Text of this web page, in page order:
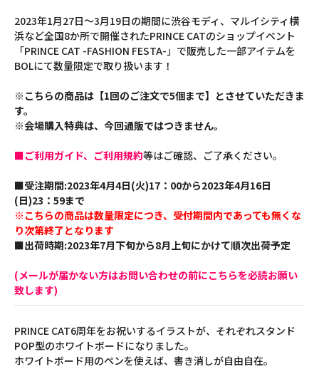
2023年1月27日～3月19日の期間に渋谷モディ、マルイシティ横
浜など全国8か所で開催されたPRINCE CATのショップイベント
「PRINCE CAT -FASHION FESTA-」で販売した一部アイテムを
BOLにて数量限定で取り扱います！
※こちらの商品は【1回のご注文で5個まで】とさせていただきま
す。
※会場購入特典は、今回通販ではつきません。
■ご利用ガイド、ご利用規約等はご確認、ご了承ください。
■受注期間:2023年4月4日(火)17：00から2023年4月16日
(日)23：59まで
※こちらの商品は数量限定につき、受付期間内であっても無くな
り次第終了となります
■出荷時期:2023年7月下旬から8月上旬にかけて順次出荷予定
(メールが届かない方はお問い合わせの前にこちらを必読お願い
致します)
PRINCE CAT6周年をお祝いするイラストが、それぞれスタンド
POP型のホワイトボードになりました。
ホワイトボード用のペンを使えば、書き消しが自由自在。